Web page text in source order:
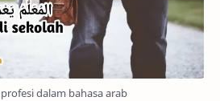
dalam bahasa arab